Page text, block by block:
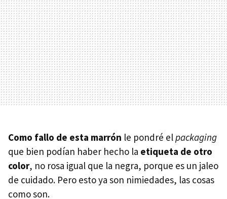
Como fallo de esta marrón le pondré elpackaging
que bien podían haber hecho la etiqueta de otro
color, no rosa igual que la negra, porque es un jaleo
de cuidado. Pero esto ya son nimiedades, las cosas
como son.